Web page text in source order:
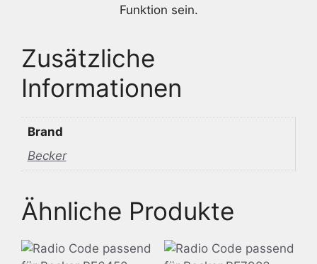
Funktion sein.
Zusätzliche
Informationen
Brand
Becker
Ähnliche Produkte